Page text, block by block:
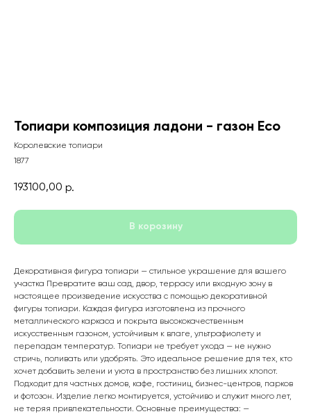
Топиари композиция ладони - газон Eco
Королевские топиари
1877
193100,00 р.
В корозину
Декоративная фигура топиари — стильное украшение для вашего
участка Превратите ваш сад, двор, террасу или входную зону в
настоящее произведение искусства с помощью декоративной
фигуры топиари. Каждая фигура изготовлена из прочного
металлического каркаса и покрыта высококачественным
искусственным газоном, устойчивым к влаге, ультрафиолету и
перепадам температур. Топиари не требует ухода — не нужно
стричь, поливать или удобрять. Это идеальное решение для тех, кто
хочет добавить зелени и уюта в пространство без лишних хлопот.
Подходит для частных домов, кафе, гостиниц, бизнес-центров, парков
и фотозон. Изделие легко монтируется, устойчиво и служит много лет,
не теряя привлекательности. Основные преимущества: —